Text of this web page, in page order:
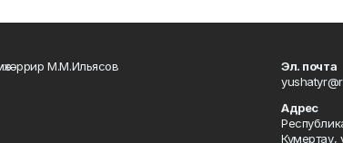
М.М.Ильясов
Эл. почта
Адрес
Кумертау,